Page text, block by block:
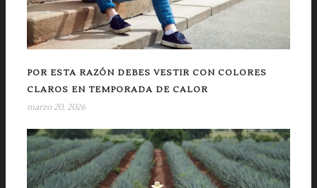
POR ESTA RAZÓN DEBES VESTIR CON COLORES
CLAROS EN TEMPORADA DE CALOR
marzo 20, 2026